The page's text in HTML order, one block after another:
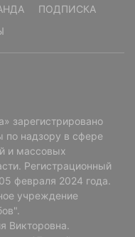
ПОДПИСКА
зарегистрировано
надзору в сфере
и массовых
Регистрационный
февраля 2024 года.
учреждение
Викторовна.